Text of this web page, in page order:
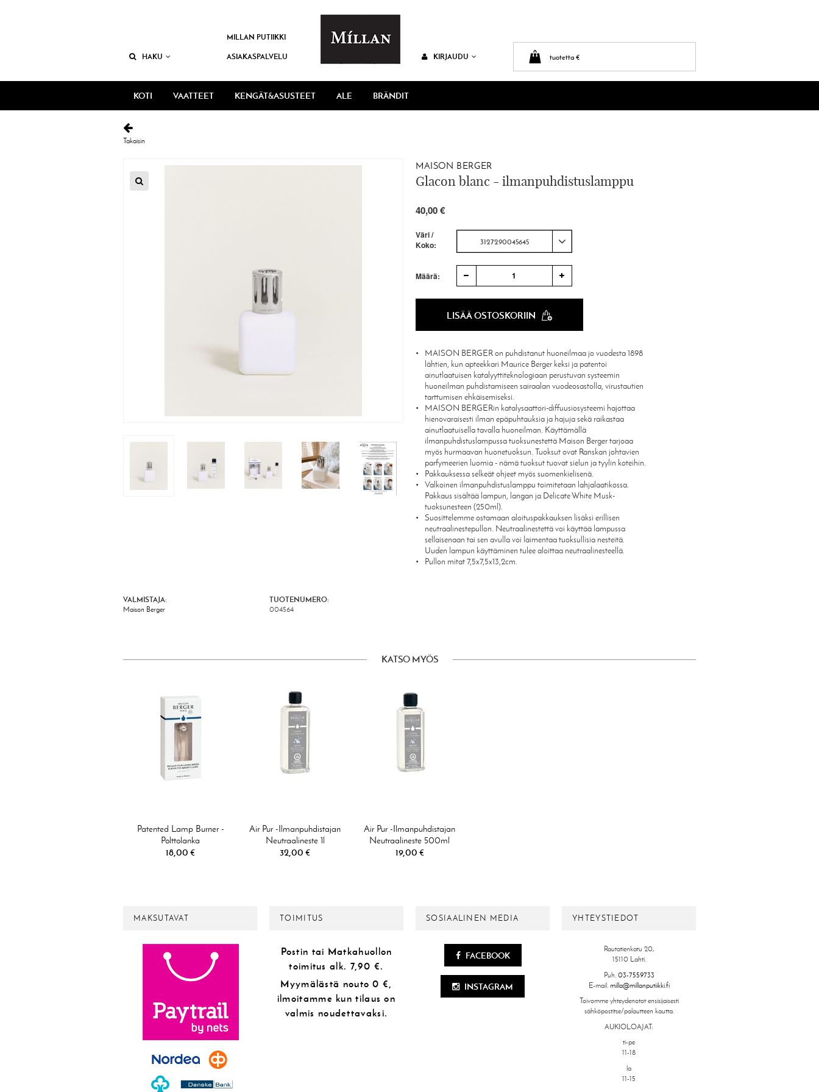
HAKU
MILLAN PUTIIKKI
ASIAKASPALVELU KIRJAUDU tuotetta €
KOTI VAATTEET KENGÄT&ASUSTEET ALE BRÄNDIT
Takaisin
MAISON BERGER
Glacon blanc - ilmanpuhdistuslamppu
40,00 €
Väri /
Koko:
3127290045645
Määrä: 1
LISÄÄ OSTOSKORIIN
MAISON BERGER on puhdistanut huoneilmaa jo vuodesta 1898
lähtien, kun apteekkari Maurice Berger keksi ja patentoi
ainutlaatuisen katalyyttiteknologiaan perustuvan systeemin
huoneilman puhdistamiseen sairaalan vuodeosastolla, virustautien
tarttumisen ehkäisemiseksi.
MAISON BERGERin katalysaattori-diffuusiosysteemi hajottaa
hienovaraisesti ilman epäpuhtauksia ja hajuja sekä raikastaa
ainutlaatuisella tavalla huoneilman. Käyttämällä
ilmanpuhdistuslampussa tuoksunestettä Maison Berger tarjoaa
myös hurmaavan huonetuoksun. Tuoksut ovat Ranskan johtavien
parfymeerien luomia - nämä tuoksut tuovat sielun ja tyylin koteihin.
Pakkauksessa selkeät ohjeet myös suomenkielisenä.
Valkoinen ilmanpuhdistuslamppu toimitetaan lahjalaatikossa.
Pakkaus sisältää lampun, langan ja Delicate White Musk-
tuoksunesteen (250ml).
Suosittelemme ostamaan aloituspakkauksen lisäksi erillisen
neutraalinestepullon. Neutraalinestettä voi käyttää lampussa
sellaisenaan tai sen avulla voi laimentaa tuoksullisia nesteitä.
Uuden lampun käyttäminen tulee aloittaa neutraalinesteellä.
Pullon mitat 7,5x7,5x13,2cm.
VALMISTAJA:
Maison Berger
TUOTENUMERO:
004564
KATSO MYÖS
Patented Lamp Burner -
Polttolanka
Ilmanpuhdistuslamppuun
18,00 €
Air Pur -ilmanpuhdistajan
Neutraalineste 1l
32,00 €
Air Pur -ilmanpuhdistajan
Neutraalineste 500ml
19,00 €
MAKSUTAVAT TOIMITUS
Postin tai Matkahuollon
toimitus alk. 7,90 €.
Myymälästä nouto 0 €,
ilmoitamme kun tilaus on
valmis noudettavaksi.
SOSIAALINEN MEDIA
FACEBOOK
INSTAGRAM
YHTEYSTIEDOT
Rautatienkatu 20,
15110 Lahti.
Puh. 03-7559733
E-mail. milla@millanputiikki.fi
Toivomme yhteydenotot ensisijaisesti
sähköpostitse/palautteen kautta.
AUKIOLOAJAT:
ti-pe
11-18
la
11-15